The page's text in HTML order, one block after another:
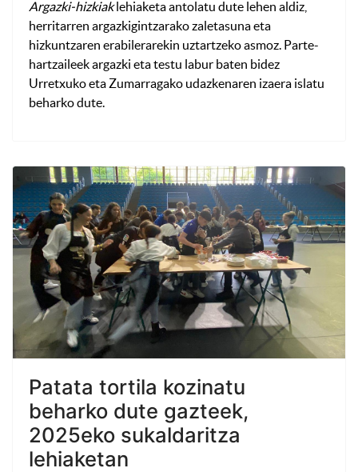
Argazki-hizkiaklehiaketa antolatu dute lehen aldiz,
herritarren argazkigintzarako zaletasuna eta
hizkuntzaren erabilerarekin uztartzeko asmoz. Parte-
hartzaileek argazki eta testu labur baten bidez
Urretxuko eta Zumarragako udazkenaren izaera islatu
beharko dute.
Patata tortila kozinatu
beharko dute gazteek,
2025eko sukaldaritza
lehiaketan